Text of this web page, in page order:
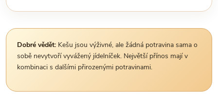
Dobré vědět: Kešu jsou výživné, ale žádná potravina sama o
sobě nevytvoří vyvážený jídelníček. Největší přínos mají v
kombinaci s dalšími přirozenými potravinami.